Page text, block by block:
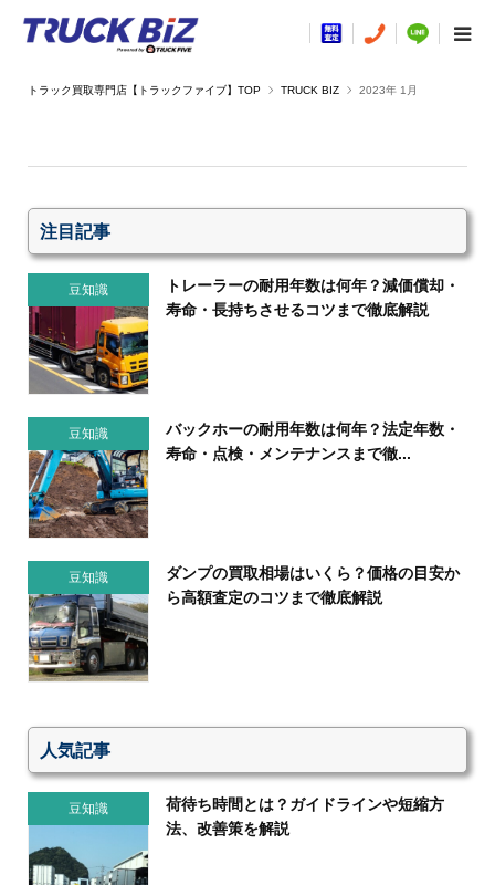
TRUCK BIZ 2023年 1月
注目記事
豆知識
トレーラーの耐用年数は何年？減価償却・
寿命・長持ちさせるコツまで徹底解説
豆知識
バックホーの耐用年数は何年？法定年数・
寿命・点検・メンテナンスまで徹...
豆知識
ダンプの買取相場はいくら？価格の目安か
ら高額査定のコツまで徹底解説
人気記事
豆知識
荷待ち時間とは？ガイドラインや短縮方
法、改善策を解説